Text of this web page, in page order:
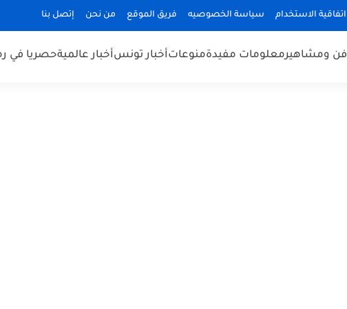
اتفاقية الاستخدام سياسة الخصوصيه فريق الموقع من نحن إتصل بنا
فن ومشاهيرمعلومات مفيدةمنوعاتأخبار تونسأخبار عالميةحصريا في